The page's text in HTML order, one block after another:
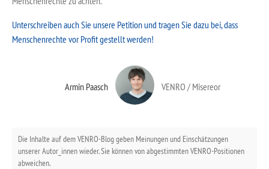
Unterschreiben auch Sie unsere Petition und tragen Sie dazu bei, dass
Menschenrechte vor Profit gestellt werden!
Armin Paasch VENRO / Misereor
Die Inhalte auf dem VENRO-Blog geben Meinungen und Einschätzungen
unserer Autor_innen wieder. Sie können von abgestimmten VENRO-Positionen
abweichen.